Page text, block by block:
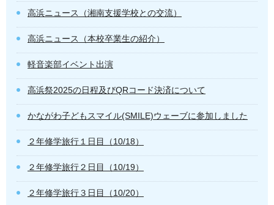
高浜ニュース（湘南支援学校との交流）
高浜ニュース（本校卒業生の紹介）
軽音楽部イベント出演
高浜祭2025の日程及びQRコード決済について
かながわ子どもスマイル(SMILE)ウェーブに参加しました
２年修学旅行１日目（10/18）
２年修学旅行２日目（10/19）
２年修学旅行３日目（10/20）